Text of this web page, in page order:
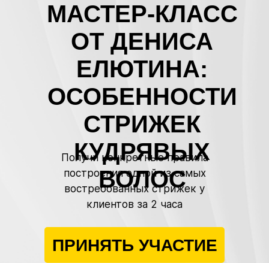
Получи конкретные правила
построения одной из самых
востребованных стрижек у
клиентов за 2 часа
МАСТЕР-КЛАСС
ОТ ДЕНИСА
ЕЛЮТИНА:
ОСОБЕННОСТИ
СТРИЖЕК
КУДРЯВЫХ
ВОЛОС
ПРИНЯТЬ УЧАСТИЕ